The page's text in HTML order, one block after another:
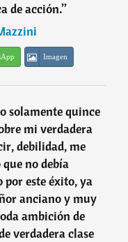
de acción.”
Imagen
solamente quince
mi verdadera
debilidad, me
no debía
por este éxito, ya
anciano y muy
ambición de
verdadera clase